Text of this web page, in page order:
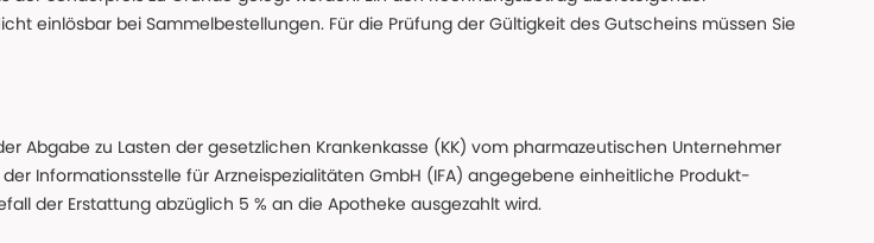
einlösbar bei Sammelbestellungen. Für die Prüfung der Gültigkeit des Gutscheins müssen Sie
Abgabe zu Lasten der gesetzlichen Krankenkasse (KK) vom pharmazeutischen Unternehmer
Informationsstelle für Arzneispezialitäten GmbH (IFA) angegebene einheitliche Produkt-
der Erstattung abzüglich 5 % an die Apotheke ausgezahlt wird.